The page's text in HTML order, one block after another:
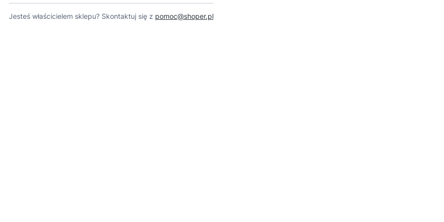
Jesteś właścicielem sklepu? Skontaktuj się z pomoc@shoper.pl